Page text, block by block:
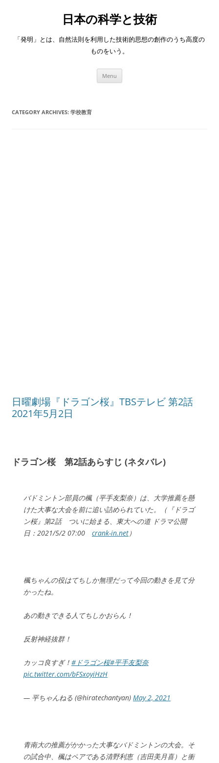
日本の科学と技術
「発明」とは、自然法則を利用した技術的思想の創作のうち高度の
ものをいう。
Menu
CATEGORY ARCHIVES: 学校教育
日曜劇場『ドラゴン桜』TBSテレビ 第2話
2021年5月2日
ドラゴン桜 第2話あらすじ (ネタバレ)
バドミントン部員の楓（平手友梨奈）は、大学推薦を懸
けた大事な大会を前に追い詰められていた。（『ドラゴ
ン桜』第2話 ついに始まる、東大への道 ドラマ公開
日：2021/5/2 07:00 crank-in.net）
楓ちゃんの役はてちしか無理だって今回の動きを見て分
かったね。
あの動きできる人てちしかおらん！
反射神経抜群！
カッコ良すぎ！ #ドラゴン桜#平手友梨奈
pic.twitter.com/bFSxoyiHzH
— 平ちゃんねる (@hiratechantyan) May 2, 2021
青南大の推薦がかかった大事なバドミントンの大会。そ
の試合中、楓はペアである清野利恵（吉田美月喜）と衝